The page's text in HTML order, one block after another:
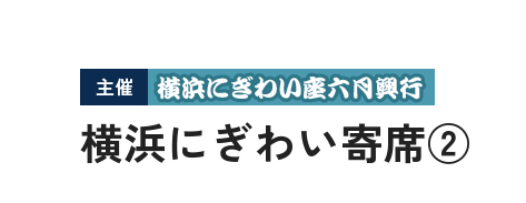
主催
横浜にぎわい寄席②